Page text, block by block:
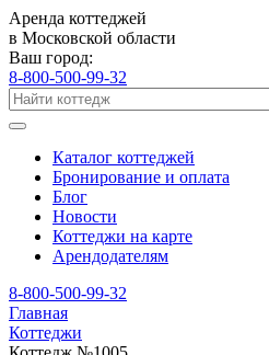
Аренда коттеджей
в Московской области
Ваш город:
8-800-500-99-32
Каталог коттеджей
Бронирование и оплата
Блог
Новости
Коттеджи на карте
Арендодателям
8-800-500-99-32
Главная
Коттеджи